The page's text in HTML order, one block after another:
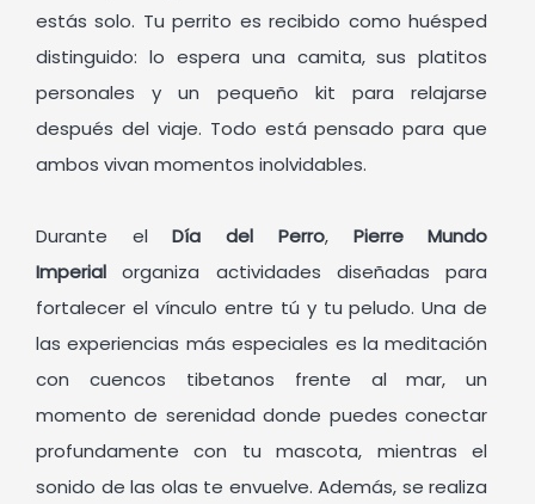
estás solo. Tu perrito es recibido como huésped
distinguido: lo espera una camita, sus platitos
personales y un pequeño kit para relajarse
después del viaje. Todo está pensado para que
ambos vivan momentos inolvidables.
Durante elDía del Perro, Pierre Mundo
Imperial organiza actividades diseñadas para
fortalecer el vínculo entre tú y tu peludo. Una de
las experiencias más especiales es la meditación
con cuencos tibetanos frente al mar, un
momento de serenidad donde puedes conectar
profundamente con tu mascota, mientras el
sonido de las olas te envuelve. Además, se realiza